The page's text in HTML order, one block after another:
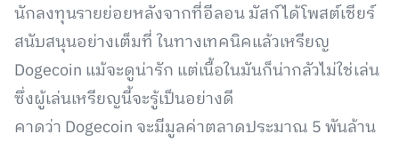
นักลงทุนรายย่อยหลังจากที่อีลอน มัสก์ได้โพสต์เชียร์
สนับสนุนอย่างเต็มที่ ในทางเทคนิคแล้วเหรียญ
Dogecoin แม้จะดูน่ารัก แต่เนื้อในมันก็น่ากลัวไม่ใช่เล่น
ซึ่งผู้เล่นเหรียญนี้จะรู้เป็นอย่างดี
คาดว่า Dogecoin จะมีมูลค่าตลาดประมาณ 5 พันล้าน